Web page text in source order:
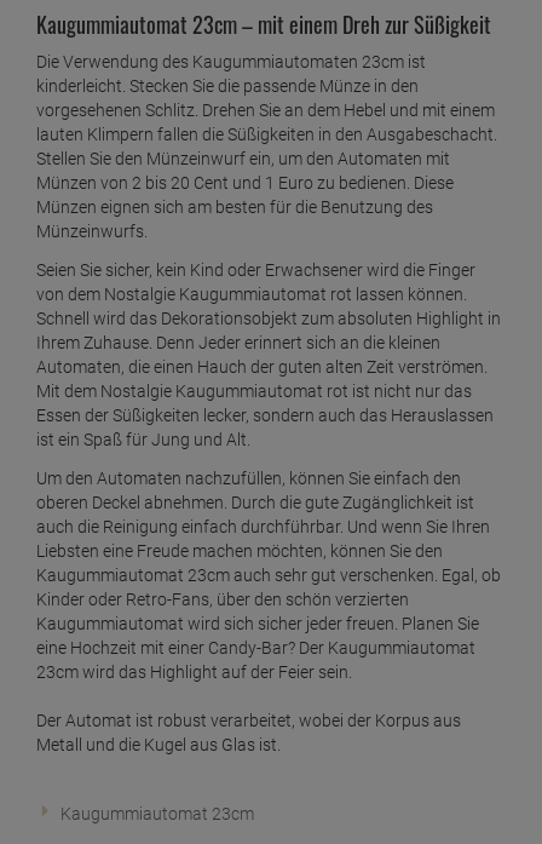
Kaugummiautomat 23cm – mit einem Dreh zur Süßigkeit
Die Verwendung des Kaugummiautomaten 23cm ist
kinderleicht. Stecken Sie die passende Münze in den
vorgesehenen Schlitz. Drehen Sie an dem Hebel und mit einem
lauten Klimpern fallen die Süßigkeiten in den Ausgabeschacht.
Stellen Sie den Münzeinwurf ein, um den Automaten mit
Münzen von 2 bis 20 Cent und 1 Euro zu bedienen. Diese
Münzen eignen sich am besten für die Benutzung des
Münzeinwurfs.
Seien Sie sicher, kein Kind oder Erwachsener wird die Finger
von dem Nostalgie Kaugummiautomat rot lassen können.
Schnell wird das Dekorationsobjekt zum absoluten Highlight in
Ihrem Zuhause. Denn Jeder erinnert sich an die kleinen
Automaten, die einen Hauch der guten alten Zeit verströmen.
Mit dem Nostalgie Kaugummiautomat rot ist nicht nur das
Essen der Süßigkeiten lecker, sondern auch das Herauslassen
ist ein Spaß für Jung und Alt.
Um den Automaten nachzufüllen, können Sie einfach den
oberen Deckel abnehmen. Durch die gute Zugänglichkeit ist
auch die Reinigung einfach durchführbar. Und wenn Sie Ihren
Liebsten eine Freude machen möchten, können Sie den
Kaugummiautomat 23cm auch sehr gut verschenken. Egal, ob
Kinder oder Retro-Fans, über den schön verzierten
Kaugummiautomat wird sich sicher jeder freuen. Planen Sie
eine Hochzeit mit einer Candy-Bar? Der Kaugummiautomat
23cm wird das Highlight auf der Feier sein.
Der Automat ist robust verarbeitet, wobei der Korpus aus
Metall und die Kugel aus Glas ist.
Kaugummiautomat 23cm